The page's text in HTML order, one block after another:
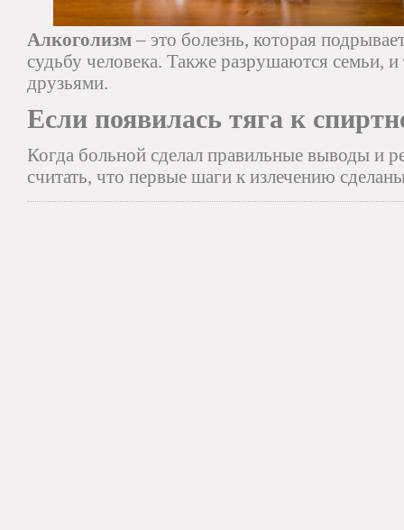
Алкоголизм – это болезнь, которая
судьбу человека. Также разрушаются семьи,
друзьями.
Если появилась тяга к
Когда больной сделал правильные выводы и
считать, что первые шаги к излечению